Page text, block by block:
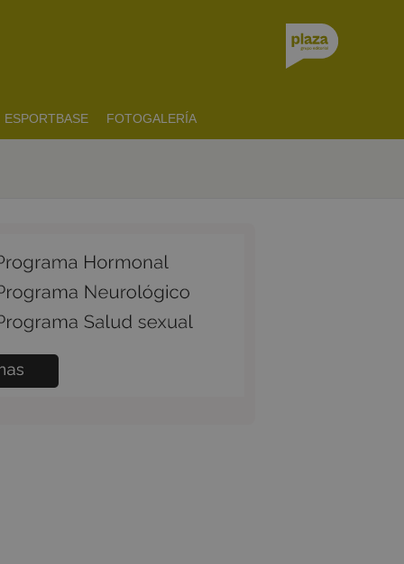
ESPORTBASE FOTOGALERÍA